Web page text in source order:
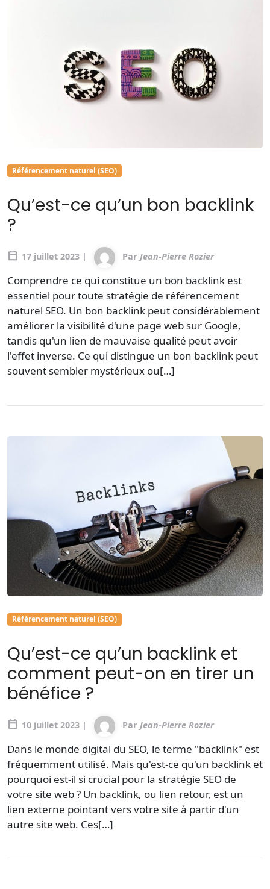
Référencement naturel (SEO)
Qu’est-ce qu’un bon backlink
?
calendar_today 17 juillet 2023 | Par Jean-Pierre Rozier
Comprendre ce qui constitue un bon backlink est
essentiel pour toute stratégie de référencement
naturel SEO. Un bon backlink peut considérablement
améliorer la visibilité d'une page web sur Google,
tandis qu'un lien de mauvaise qualité peut avoir
l'effet inverse. Ce qui distingue un bon backlink peut
souvent sembler mystérieux ou[…]
Référencement naturel (SEO)
Qu’est-ce qu’un backlink et
comment peut-on en tirer un
bénéfice ?
calendar_today 10 juillet 2023 | Par Jean-Pierre Rozier
Dans le monde digital du SEO, le terme "backlink" est
fréquemment utilisé. Mais qu'est-ce qu'un backlink et
pourquoi est-il si crucial pour la stratégie SEO de
votre site web ? Un backlink, ou lien retour, est un
lien externe pointant vers votre site à partir d'un
autre site web. Ces[…]